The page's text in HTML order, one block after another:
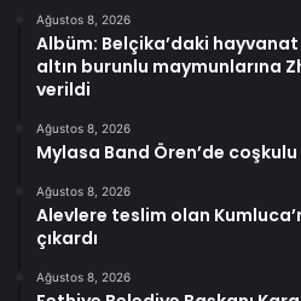
Ağustos 8, 2026
Albüm: Belçika’daki
altın burunlu maymunlarına
verildi
Ağustos 8, 2026
Mylasa Band Ören’de
Ağustos 8, 2026
Alevlere teslim olan
çıkardı
Ağustos 8, 2026